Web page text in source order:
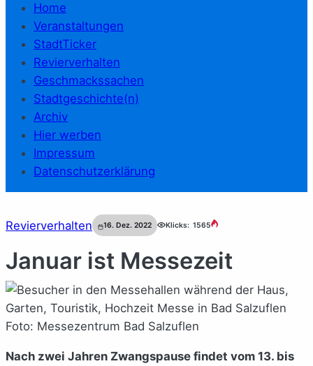
Home
Veranstaltungen
StadtTicker
Revierverhalten
Geschmackssachen
Stadtgeschichte(n)
Archiv
Hier werben
Impressum
Datenschutzerklärung
Revierverhalten 16. Dez. 2022 Klicks: 1565
Januar ist Messezeit
Foto: Messezentrum Bad Salzuflen
Nach zwei Jahren Zwangspause findet vom 13. bis